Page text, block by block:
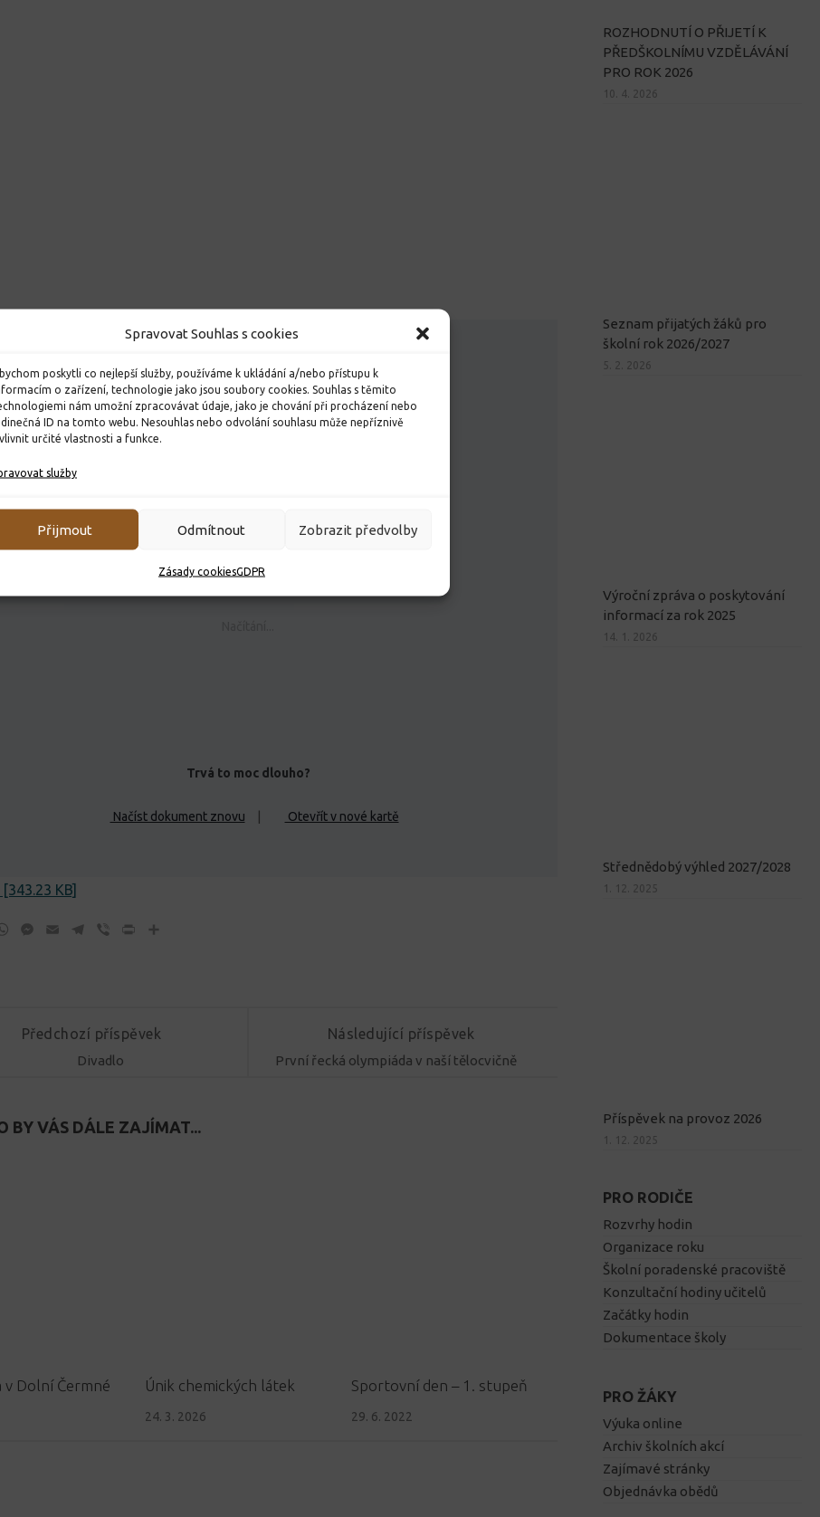
Spravovat Souhlas s cookies
poskytli co nejlepší služby, používáme k ukládání a/nebo přístupu k
o zařízení, technologie jako jsou soubory cookies. Souhlas s těmito
nám umožní zpracovávat údaje, jako je chování při procházení nebo
ID na tomto webu. Nesouhlas nebo odvolání souhlasu může nepříznivě
určité vlastnosti a funkce.
služby
Přijmout Odmítnout Zobrazit předvolby
Zásady cookiesGDPR
Trvá to moc dlouho?
Načíst dokument znovu Otevřít v nové kartě
KB]
WhatsApp
Messenger
Email Telegram
Viber Print
Následující příspěvek
První řecká olympiáda v naší tělocvičně
Předchozí příspěvek
Divadlo
BY VÁS DÁLE ZAJÍMAT...
v Dolní Čermné Únik chemických látek
24. 3. 2026
Sportovní den – 1. stupeň
29. 6. 2022
ROZHODNUTÍ O PŘIJETÍ K
PŘEDŠKOLNÍMU VZDĚLÁVÁNÍ
PRO ROK 2026
10. 4. 2026
Seznam přijatých žáků pro
školní rok 2026/2027
5. 2. 2026
Výroční zpráva o poskytování
informací za rok 2025
14. 1. 2026
Střednědobý výhled 2027/2028
1. 12. 2025
Příspěvek na provoz 2026
1. 12. 2025
PRO RODIČE
Rozvrhy hodin
Organizace roku
Školní poradenské pracoviště
Konzultační hodiny učitelů
Začátky hodin
Dokumentace školy
PRO ŽÁKY
Výuka online
Archiv školních akcí
Zajímavé stránky
Objednávka obědů